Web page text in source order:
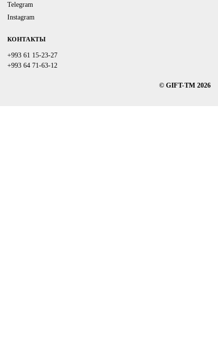
Telegram
Instagram
КОНТАКТЫ
+993 61 15-23-27
+993 64 71-63-12
© GIFT-TM 2026